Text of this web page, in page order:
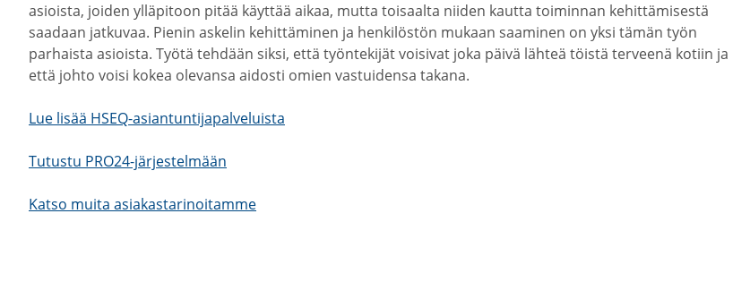
asioista, joiden ylläpitoon pitää käyttää aikaa, mutta toisaalta niiden kautta toiminnan kehit­tä­mi­sestä
saadaan jatkuvaa. Pienin askelin kehit­tä­minen ja henki­löstön mukaan saaminen on yksi tämän työn
parhaista asioista. Työtä tehdään siksi, että työnte­kijät voisivat joka päivä lähteä töistä terveenä kotiin ja
että johto voisi kokea olevansa aidosti omien vastui­densa takana.
Lue lisää HSEQ-​asiantuntijapalveluista
Tutustu PRO24-​järjestelmään
Katso muita asiakas­ta­ri­noi­tamme